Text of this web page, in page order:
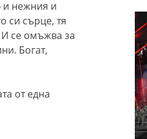
и нежния и
си сърце, тя
се омъжва за
Богат,
от една